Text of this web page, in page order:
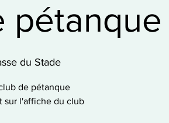
pétanque
du Stade
de pétanque
sur l'affiche du club